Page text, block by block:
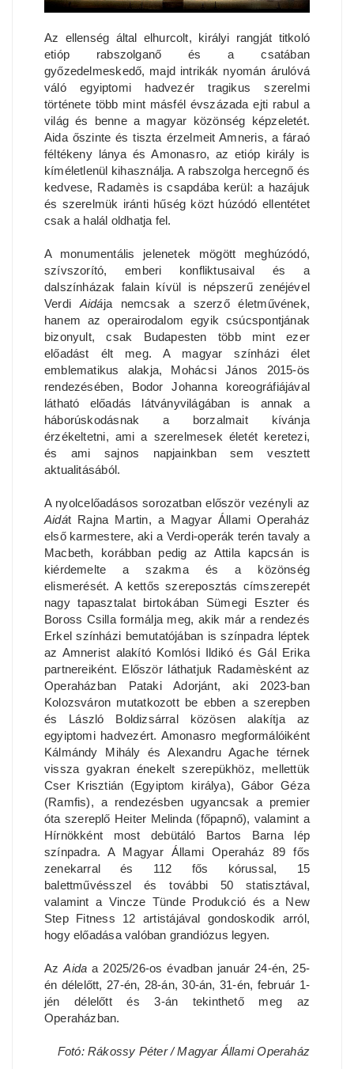
Az ellenség által elhurcolt, királyi rangját titkoló
etióp rabszolganő és a csatában
győzedelmeskedő, majd intrikák nyomán árulóvá
váló egyiptomi hadvezér tragikus szerelmi
története több mint másfél évszázada ejti rabul a
világ és benne a magyar közönség képzeletét.
Aida őszinte és tiszta érzelmeit Amneris, a fáraó
féltékeny lánya és Amonasro, az etióp király is
kíméletlenül kihasználja. A rabszolga hercegnő és
kedvese, Radamès is csapdába kerül: a hazájuk
és szerelmük iránti hűség közt húzódó ellentétet
csak a halál oldhatja fel.
A monumentális jelenetek mögött meghúzódó,
szívszorító, emberi konfliktusaival és a
dalszínházak falain kívül is népszerű zenéjével
Verdi Aidája nemcsak a szerző életművének,
hanem az operairodalom egyik csúcspontjának
bizonyult, csak Budapesten több mint ezer
előadást élt meg. A magyar színházi élet
emblematikus alakja, Mohácsi János 2015-ös
rendezésében, Bodor Johanna koreográfiájával
látható előadás látványvilágában is annak a
háborúskodásnak a borzalmait kívánja
érzékeltetni, ami a szerelmesek életét keretezi,
és ami sajnos napjainkban sem vesztett
aktualitásából.
A nyolcelőadásos sorozatban először vezényli az
Aidát Rajna Martin, a Magyar Állami Operaház
első karmestere, aki a Verdi-operák terén tavaly a
Macbeth, korábban pedig az Attila kapcsán is
kiérdemelte a szakma és a közönség
elismerését. A kettős szereposztás címszerepét
nagy tapasztalat birtokában Sümegi Eszter és
Boross Csilla formálja meg, akik már a rendezés
Erkel színházi bemutatójában is színpadra léptek
az Amnerist alakító Komlósi Ildikó és Gál Erika
partnereiként. Először láthatjuk Radamèsként az
Operaházban Pataki Adorjánt, aki 2023-ban
Kolozsváron mutatkozott be ebben a szerepben
és László Boldizsárral közösen alakítja az
egyiptomi hadvezért. Amonasro megformálóiként
Kálmándy Mihály és Alexandru Agache térnek
vissza gyakran énekelt szerepükhöz, mellettük
Cser Krisztián (Egyiptom királya), Gábor Géza
(Ramfis), a rendezésben ugyancsak a premier
óta szereplő Heiter Melinda (főpapnő), valamint a
Hírnökként most debütáló Bartos Barna lép
színpadra. A Magyar Állami Operaház 89 fős
zenekarral és 112 fős kórussal, 15
balettművésszel és további 50 statisztával,
valamint a Vincze Tünde Produkció és a New
Step Fitness 12 artistájával gondoskodik arról,
hogy előadása valóban grandiózus legyen.
AzAidaa 2025/26-os évadban január 24-én, 25-
én délelőtt, 27-én, 28-án, 30-án, 31-én, február 1-
jén délelőtt és 3-án tekinthető meg az
Operaházban.
Fotó: Rákossy Péter / Magyar Állami Operaház